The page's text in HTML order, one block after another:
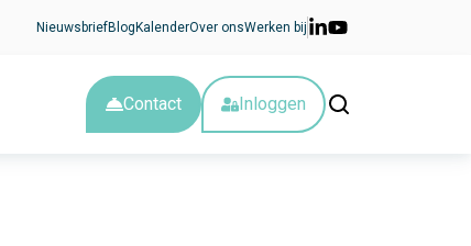
NieuwsbriefBlog KalenderOver onsWerken bij
Contact Inloggen